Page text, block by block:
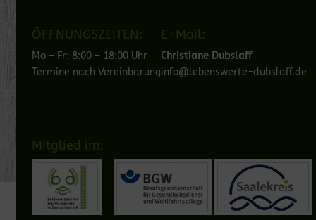
ÖFFNUNGSZEITEN:
Mo – Fr: 8:00 – 18:00 Uhr
Termine nach Vereinbarung
E-Mail:
Christiane Dubslaff
info@lebenswerte-dubslaff.de
Mitglied im: